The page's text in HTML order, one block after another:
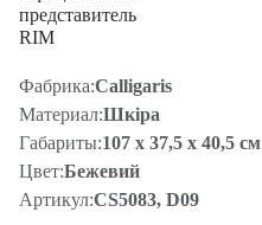
Фабрика:Calligaris
Материал:Шкiра
Габариты:107 x 37,5 x 40,5 см
Цвет:Бежевий
Артикул:CS5083, D09